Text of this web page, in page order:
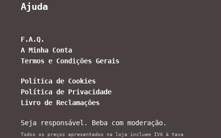
Ajuda
F.A.Q.
A Minha Conta
Termos e Condições Gerais
Política de Cookies
Política de Privacidade
Livro de Reclamações
Seja responsável. Beba com moderação.
Todos os preços apresentados na loja incluem IVA à taxa